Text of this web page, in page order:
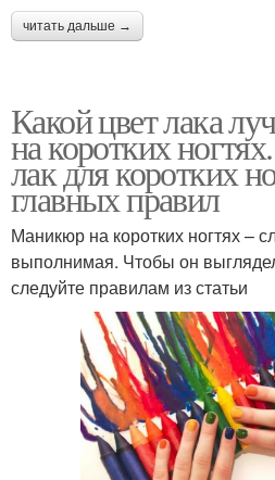
читать дальше →
Какой цвет лака
на коротких
лак для коротких
главных правил
Маникюр на коротких ногтях –
выполнимая. Чтобы он
следуйте правилам из статьи